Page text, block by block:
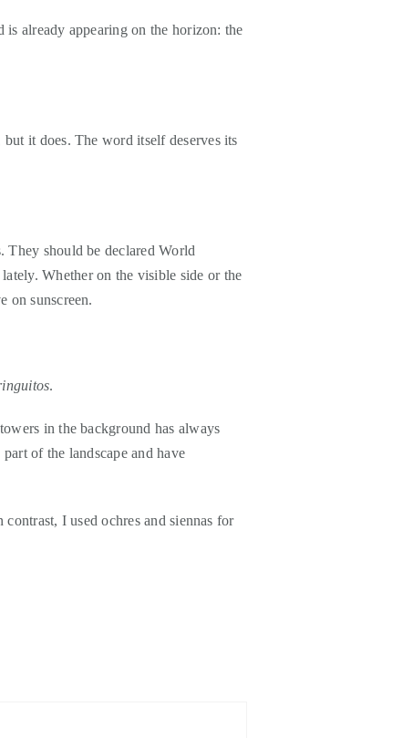
is already appearing on the horizon: the
it does. The word itself deserves its
They should be declared World
Whether on the visible side or the
on sunscreen.
.
in the background has always
of the landscape and have
I used ochres and siennas for